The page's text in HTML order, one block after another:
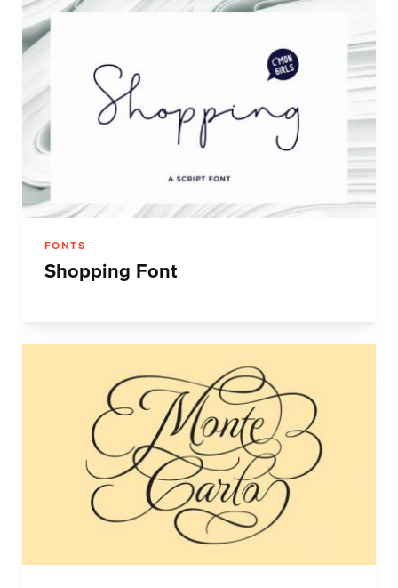
FONTS
Shopping Font